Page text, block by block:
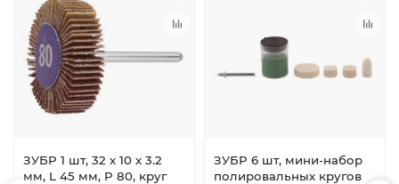
ЗУБР 1 шт, 32 x 10 x 3.2
мм, L 45 мм, P 80, круг
ЗУБР 6 шт, мини-набор
полировальных кругов